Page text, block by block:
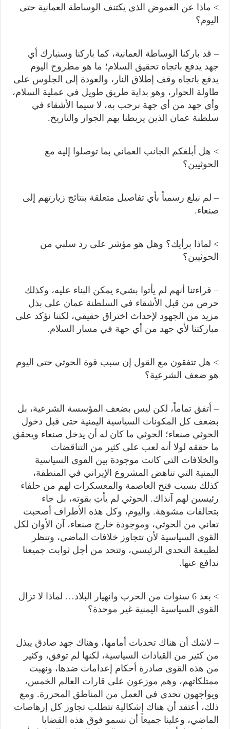
> ماذا عن الغموض الذي يكتنف الوساطة العمانية حتى
اليوم؟
– قد باركنا الوساطة العمانية، كما باركنا وسنبارك أي
جهد يدفع باتجاه تحقيق السلام؛ ما هو مطروح اليوم
يدفع باتجاه وقف إطلاق النار، والعودة إلى الجلوس على
طاولة الحوار، وهو بداية طريق طويل في عملية السلام،
وأي جهد من أي جهة نرحب به، لا سيما الأشقاء في
سلطنة عمان الذين يربطنا بهم الجوار والتاريخ.
> هل أبلغكم الجانب العماني بما توصلوا إليه مع
الحوثيين؟
– لم نبلغ رسمياً بأي تفاصيل متعلقة بنتائج زيارتهم إلى
صنعاء.
> لماذا برأيك؟ وهل هو مؤشر على رد سلبي من
الحوثيين؟
– قراءتنا أنهم لم يأتوا بشيء يمكن البناء عليه، وكذلك
حرص من قبل الأشقاء في السلطنة عمان على بذل
مزيد من الجهود لإحداث اختراق حقيقي، لكننا نؤكد على
مباركتنا لأي جهد من أي جهة في مسار السلام.
> هل تتفقون مع القول إن سبب قوة الحوثي حتى اليوم
هو ضعف الشرعية؟
– أتفق تماماً، لكن ليس بضعف المؤسسة الشرعية، بل
بضعف كل المكونات السياسية اليمنية حتى قبل دخول
الحوثي صنعاء؛ الحوثي ما كان له أن يدخل صنعاء ويحقق
ما حققه لولا أنه لعب على كثير من التناقضات
والخلافات التي كانت موجودة بين القوى السياسية
اليمنية التي تناهض المشروع الإيراني في المنطقة،
كذلك بسبب فتح العاصمة والمعسكرات لهم من حلفاء
رئيسين لهم آنذاك. الحوثي لم يأتِ بقوته، بل جاء
بتحالفات مشوهة. واليوم، وكل هذه الأطراف أصحبت
تعاني من الحوثي، وموجودة خارج صنعاء، آن الأوان لكل
القوى السياسية لأن تتجاوز خلافات الماضي، وتنظر
لطبيعة التحدي الرئيسي، وتتحد من أجل ثوابت جميعنا
ندافع عنها.
> بعد 6 سنوات من الحرب وانهيار البلاد… لماذا لا تزال
القوى السياسية اليمنية غير موحدة؟
– لاشك أن هناك تحديات أمامها، وهناك جهد صادق يبذل
من كثير من القيادات السياسية، لكنها لم توفق، وكثير
من هذه القوى صادرة أحكام إعدامات ضدها، ونهبت
ممتلكاتهم، وهم موزعون على قارات العالم الخمس،
ويواجهون تحدي في العمل من المناطق المحررة. ومع
ذلك، أعتقد أن هناك إشكالية تتطلب تجاوز كل إرهاصات
الماضي، وعلينا جميعاً أن نسمو فوق هذه القضايا